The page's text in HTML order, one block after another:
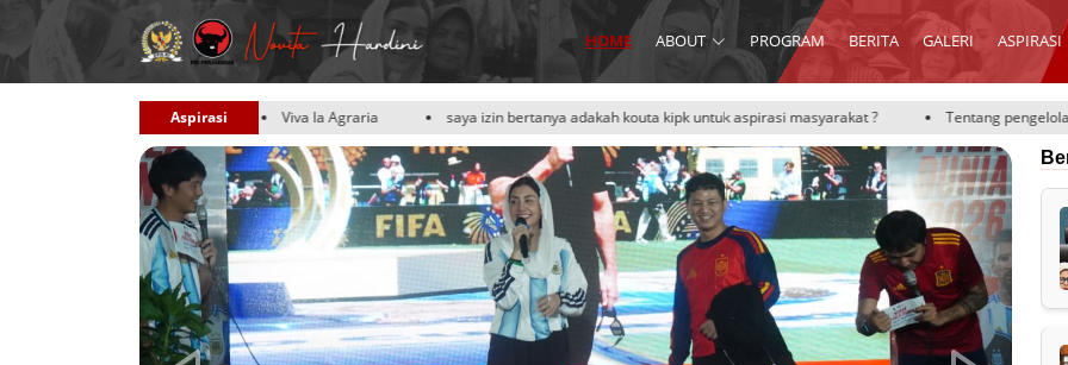
HOME ABOUT PROGRAM BERITA GALERI ASPIRASI
Aspirasi
Viva la Agraria saya izin bertanya adakah kouta kipk untuk aspirasi masyarakat ? Tentang pengelolaan perpustakaan